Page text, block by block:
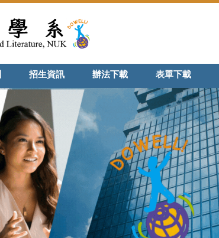
招生資訊 辦法下載 表單下載